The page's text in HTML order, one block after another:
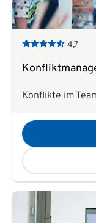
4,7
Konflikte im